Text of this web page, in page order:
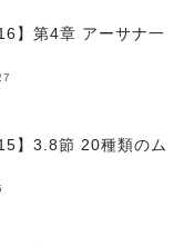
】第4章 アーサナ一
】3.8節 20種類のム